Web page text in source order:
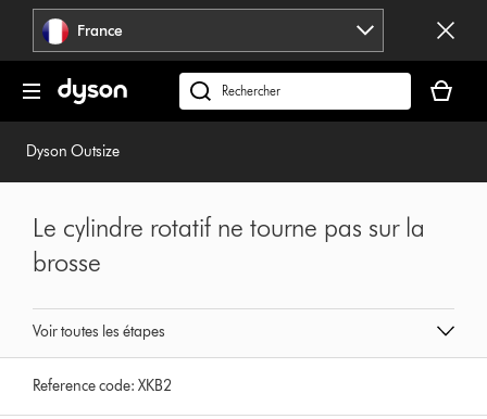
Sauter
pages
France
Rechercher
des
panier
est
Dyson Outsize
Voir toutes les étapes
Le cylindre rotatif ne tourne pas sur la
brosse
Reference code:XKB2